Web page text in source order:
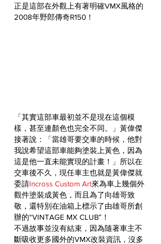
正是這部在外觀上有著明確VMX風格的
2008年野郎傳奇R150！
「其實這部車最初並不是現在這個模
樣，甚至連顏色也完全不同。」黃偉傑
接著說：「當雄哥要交車的時候，他對
我說希望這部車能夠塗裝上黃色，因為
這是他一直未能實現的計畫！」所以在
交車後不久，現任車主也就是黃偉傑就
委請Incross Custom Art來為車上幾個外
觀件塗裝成黃色，而且為了向雄哥致
敬，還特別在油箱上標示了由雄哥所創
辦的“VINTAGE MX CLUB”！
不過故事並沒有結束，因為隨著車主不
斷吸收更多國外的VMX改裝資訊，沒多